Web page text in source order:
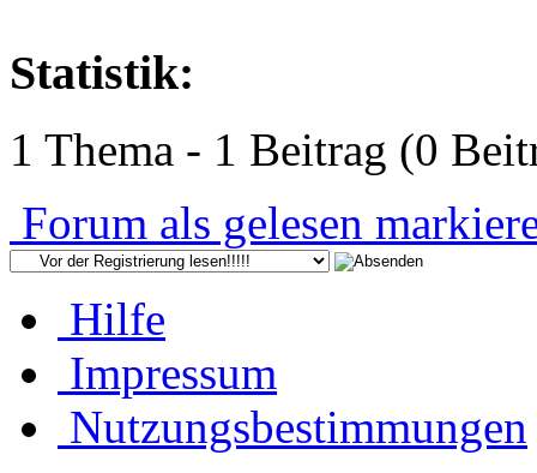
Statistik:
1 Thema - 1 Beitrag (0
Forum als gelesen
Hilfe
Impressum
Nutzungsbestimmungen